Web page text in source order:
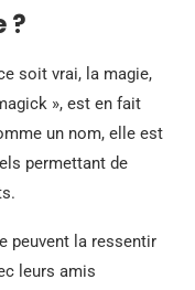
?
soit vrai, la magie,
», est en fait
un nom, elle est
permettant de
peuvent la ressentir
leurs amis